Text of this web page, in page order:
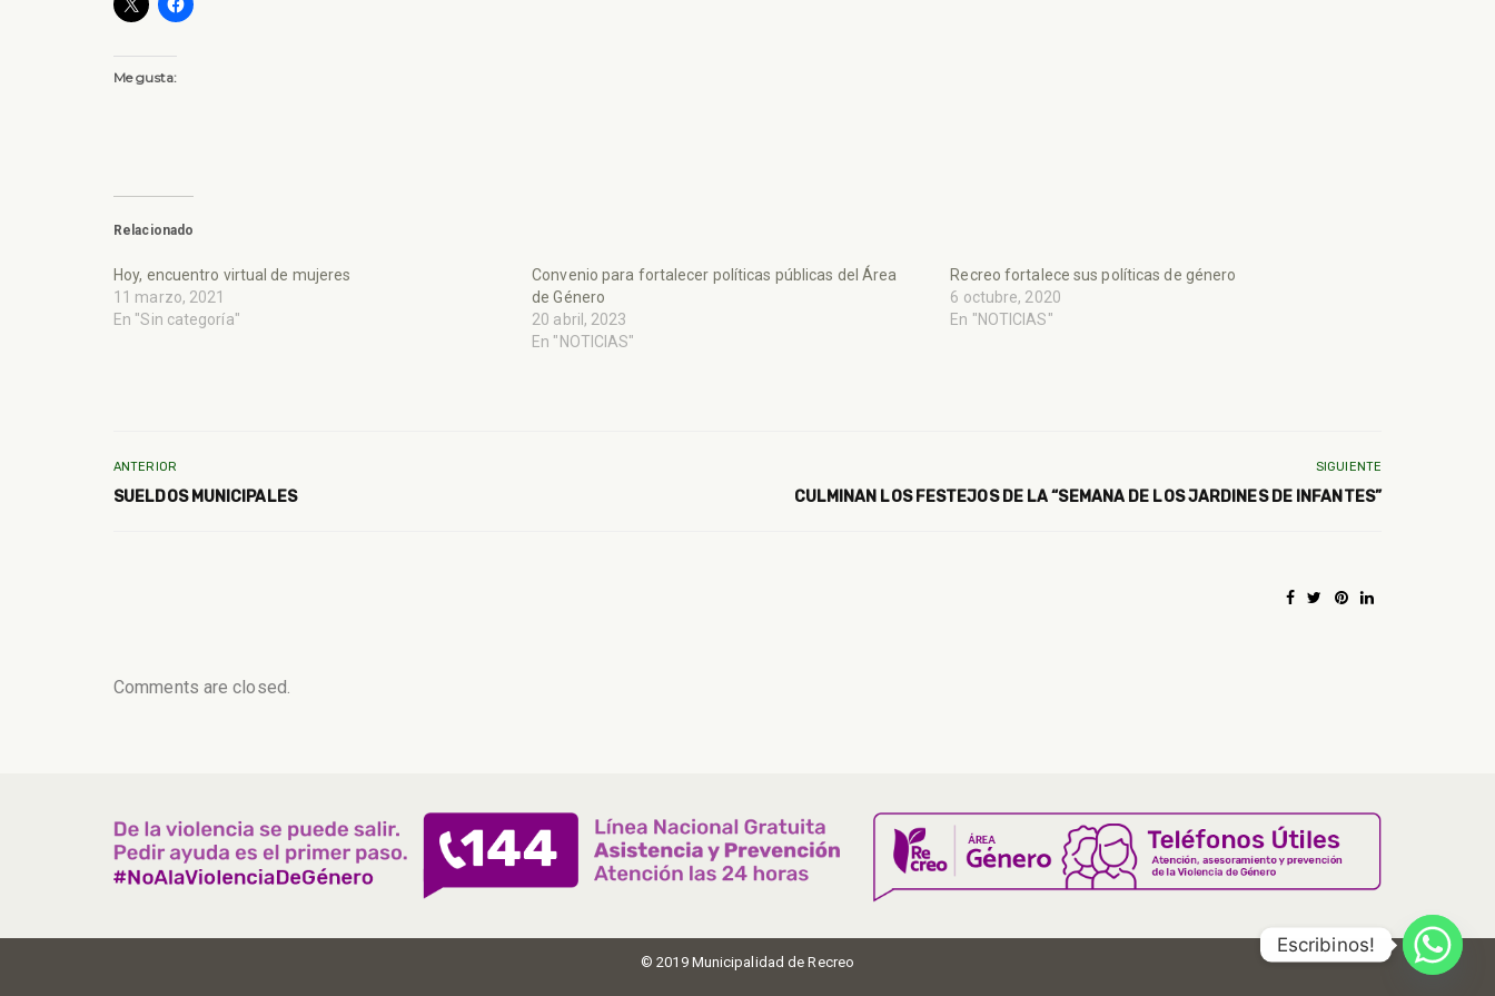
Me gusta:
Relacionado
Hoy, encuentro virtual de mujeres
11 marzo, 2021
En "Sin categoría"
Convenio para fortalecer políticas públicas del Área
de Género
20 abril, 2023
En "NOTICIAS"
Recreo fortalece sus políticas de género
6 octubre, 2020
En "NOTICIAS"
ANTERIOR
SUELDOS MUNICIPALES
SIGUIENTE
CULMINAN LOS FESTEJOS DE LA “SEMANA DE LOS JARDINES DE INFANTES”
Comments are closed.
© 2019 Municipalidad de Recreo
Escribinos!